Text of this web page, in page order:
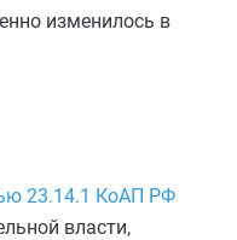
изменилось в
23.14.1 КоАП РФ
власти,